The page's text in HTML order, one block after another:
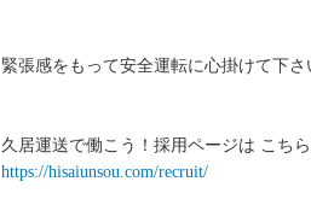
緊張感をもって安全運転に心掛けて下さ
久居運送で働こう！採用ページは こちら
https://hisaiunsou.com/recruit/